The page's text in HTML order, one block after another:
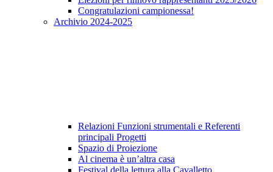
Congratulazioni campionessa!
Archivio 2024-2025
Relazioni Funzioni strumentali e Referenti
principali Progetti
Spazio di Proiezione
Al cinema è un’altra casa